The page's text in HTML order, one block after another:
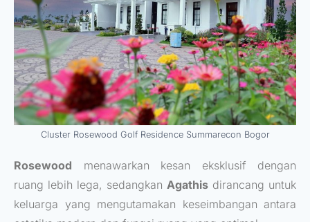
Cluster Rosewood Golf Residence Summarecon Bogor
Rosewood menawarkan kesan eksklusif dengan
ruang lebih lega, sedangkan Agathis dirancang untuk
keluarga yang mengutamakan keseimbangan antara